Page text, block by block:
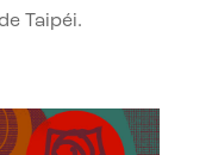
Taipéi.